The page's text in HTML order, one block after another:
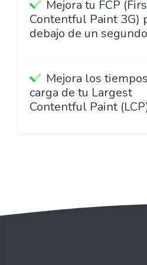
Mejora tu FCP
Contentful Paint 3G)
debajo de un
Mejora los
carga de tu Largest
Contentful Paint